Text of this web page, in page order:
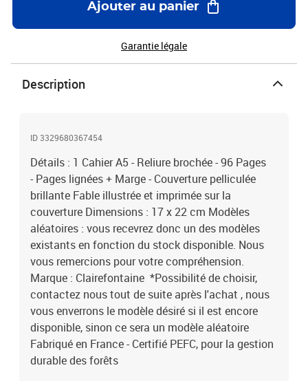
Ajouter au panier
Garantie légale
Description
ID 3329680367454
Détails : 1 Cahier A5 - Reliure brochée - 96 Pages
- Pages lignées + Marge - Couverture pelliculée
brillante Fable illustrée et imprimée sur la
couverture Dimensions : 17 x 22 cm Modèles
aléatoires : vous recevrez donc un des modèles
existants en fonction du stock disponible. Nous
vous remercions pour votre compréhension.
Marque : Clairefontaine *Possibilité de choisir,
contactez nous tout de suite après l'achat , nous
vous enverrons le modèle désiré si il est encore
disponible, sinon ce sera un modèle aléatoire
Fabriqué en France - Certifié PEFC, pour la gestion
durable des forêts